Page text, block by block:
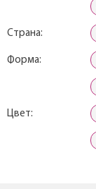
Страна:
Форма:
Цвет: